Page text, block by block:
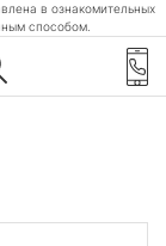
в ознакомительных
способом.